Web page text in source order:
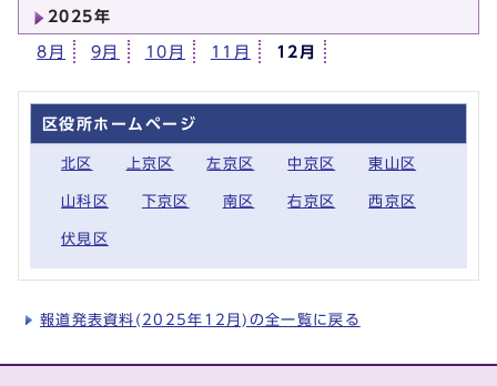
2025年
8月 9月 10月 11月 12月
区役所ホームページ
北区 上京区 左京区 中京区 東山区
山科区 下京区 南区 右京区 西京区
伏見区
報道発表資料(2025年12月)の全一覧に戻る